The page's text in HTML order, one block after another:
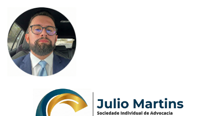
para
conteúdo
principal